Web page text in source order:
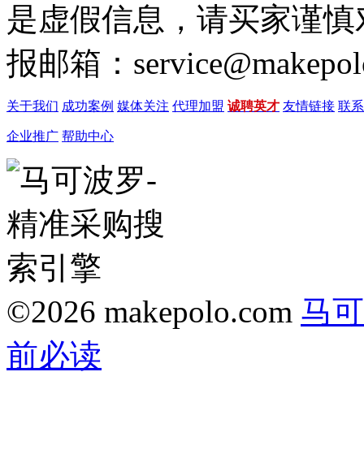
是虚假信息，请买家谨
报邮箱：
关于我们 成功案例 媒体关注 代理加盟 诚聘英才 友情链接 联
企业推广 帮助中心
©2026 makepolo.com 马
前必读